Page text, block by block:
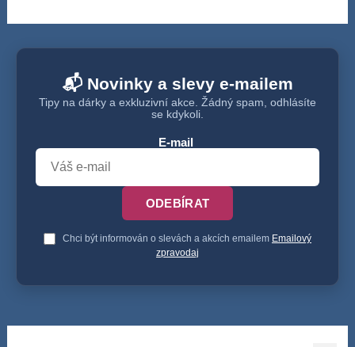
📬 Novinky a slevy e-mailem
Tipy na dárky a exkluzivní akce. Žádný spam, odhlásíte
se kdykoli.
E-mail
ODEBÍRAT
Chci být informován o slevách a akcích emailem Emailový
zpravodaj